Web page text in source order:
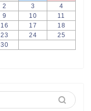
2 3
4
9 10
11
16 17
18
23 24
25
30